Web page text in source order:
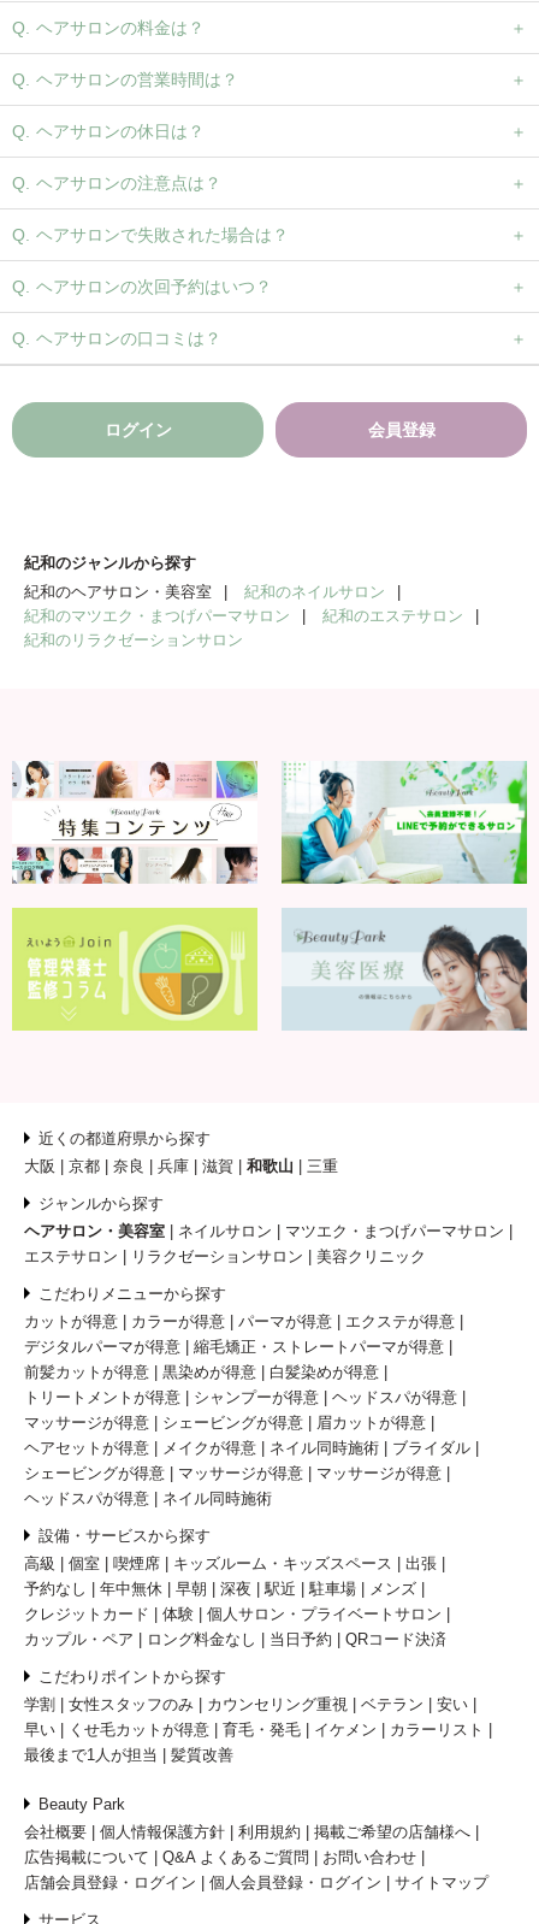
ヘアサロンの料金は？
ヘアサロンの営業時間は？
ヘアサロンの休日は？
ヘアサロンの注意点は？
ヘアサロンで失敗された場合は？
ヘアサロンの次回予約はいつ？
ヘアサロンの口コミは？
ログイン 会員登録
紀和のジャンルから探す
紀和のヘアサロン・美容室
紀和のネイルサロン
紀和のマツエク・まつげパーマサロン
紀和のエステサロン
紀和のリラクゼーションサロン
近くの都道府県から探す
大阪
京都 奈良 兵庫 滋賀 和歌山 三重
ジャンルから探す
ヘアサロン・美容室
ネイルサロン
マツエク・まつげパーマサロン
エステサロン
リラクゼーションサロン 美容クリニック
こだわりメニューから探す
カットが得意
カラーが得意 パーマが得意
エクステが得意
デジタルパーマが得意
縮毛矯正・ストレートパーマが得意
前髪カットが得意
黒染めが得意
白髪染めが得意
トリートメントが得意
シャンプーが得意
ヘッドスパが得意
マッサージが得意
シェービングが得意
眉カットが得意
ヘアセットが得意
メイクが得意 ネイル同時施術
ブライダル
シェービングが得意
マッサージが得意
マッサージが得意
ヘッドスパが得意
ネイル同時施術
設備・サービスから探す
高級
個室 喫煙席 キッズルーム・キッズスペース
出張
予約なし
年中無休 早朝 深夜 駅近 駐車場
メンズ
クレジットカード
体験
個人サロン・プライベートサロン
カップル・ペア
ロング料金なし 当日予約 QRコード決済
こだわりポイントから探す
学割
女性スタッフのみ カウンセリング重視 ベテラン
安い
早い
くせ毛カットが得意 育毛・発毛 イケメン
カラーリスト
最後まで1人が担当
髪質改善
Beauty Park
会社概要
個人情報保護方針 利用規約
掲載ご希望の店舗様へ
広告掲載について
Q&A よくあるご質問
お問い合わせ
店舗会員登録・ログイン
個人会員登録・ログイン サイトマップ
サービス